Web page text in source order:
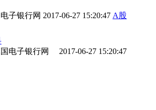
子银行网 2017-06-27 15:20:47 A股
电子银行网 2017-06-27 15:20:47